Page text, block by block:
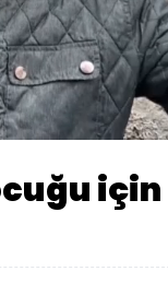
Oynatma
Hızı
için